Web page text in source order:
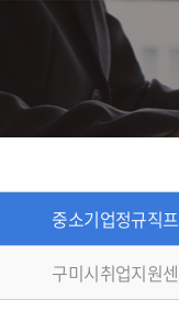
중소기업정규직
구미시취업지원